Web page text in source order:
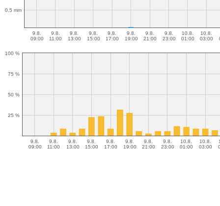
9.8.
09:00
9.8.
11:00
9.8.
13:00
9.8.
15:00
9.8.
17:00
9.8.
19:00
9.8.
21:00
9.8.
23:00
10.8.
01:00
10.8.
03:00
0.5 mm
9.8.
09:00
9.8.
11:00
9.8.
13:00
9.8.
15:00
9.8.
17:00
9.8.
19:00
9.8.
21:00
9.8.
23:00
10.8.
01:00
10.8.
03:00
25 %
50 %
75 %
100 %